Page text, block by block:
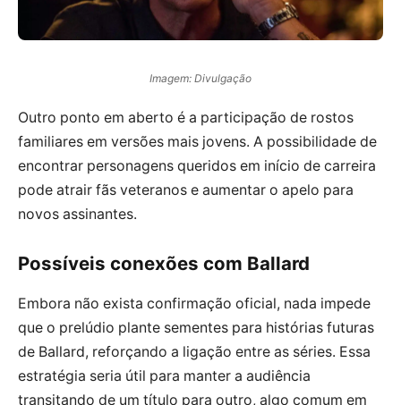
Imagem: Divulgação
Outro ponto em aberto é a participação de rostos
familiares em versões mais jovens. A possibilidade de
encontrar personagens queridos em início de carreira
pode atrair fãs veteranos e aumentar o apelo para
novos assinantes.
Possíveis conexões com Ballard
Embora não exista confirmação oficial, nada impede
que o prelúdio plante sementes para histórias futuras
de Ballard, reforçando a ligação entre as séries. Essa
estratégia seria útil para manter a audiência
transitando de um título para outro, algo comum em